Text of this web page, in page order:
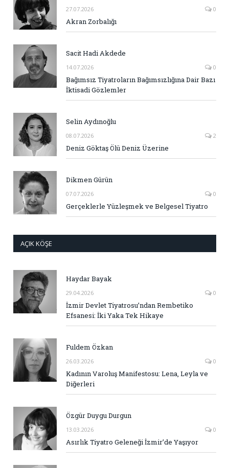
27.07.2026 0
Akran Zorbalığı
Sacit Hadi Akdede
14.07.2026 0
Bağımsız Tiyatroların Bağımsızlığına Dair Bazı
İktisadi Gözlemler
Selin Aydınoğlu
08.07.2026 2
Deniz Göktaş Ölü Deniz Üzerine
Dikmen Gürün
07.07.2026 0
Gerçeklerle Yüzleşmek ve Belgesel Tiyatro
AÇIK KÖŞE
Haydar Bayak
29.04.2026 0
İzmir Devlet Tiyatrosu’ndan Rembetiko
Efsanesi: İki Yaka Tek Hikaye
Fuldem Özkan
26.03.2026 0
Kadının Varoluş Manifestosu: Lena, Leyla ve
Diğerleri
Özgür Duygu Durgun
13.03.2026 0
Asırlık Tiyatro Geleneği İzmir’de Yaşıyor